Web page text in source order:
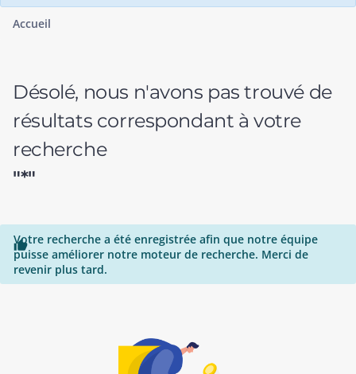
Accueil
Désolé, nous n'avons pas trouvé de
résultats correspondant à votre
recherche
"*"

Votre recherche a été enregistrée afin que notre équipe
puisse améliorer notre moteur de recherche. Merci de
revenir plus tard.